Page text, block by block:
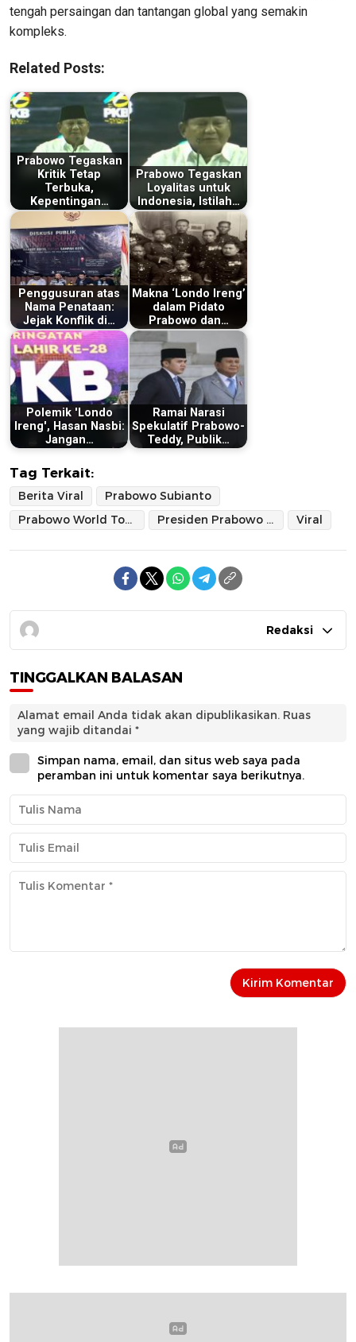
tengah persaingan dan tantangan global yang semakin
kompleks.
Related Posts:
Prabowo Tegaskan
Kritik Tetap
Terbuka,
Kepentingan…
Prabowo Tegaskan
Loyalitas untuk
Indonesia, Istilah…
Penggusuran atas
Nama Penataan:
Jejak Konflik di…
Makna ‘Londo Ireng’
dalam Pidato
Prabowo dan…
Polemik 'Londo
Ireng', Hasan Nasbi:
Jangan…
Ramai Narasi
Spekulatif Prabowo-
Teddy, Publik…
Tag Terkait:
Berita Viral
Prabowo Subianto
Prabowo World Tour
Presiden Prabowo Subianto Viral
Redaksi
TINGGALKAN BALASAN
Alamat email Anda tidak akan dipublikasikan. Ruas
yang wajib ditandai *
Simpan nama, email, dan situs web saya pada
peramban ini untuk komentar saya berikutnya.